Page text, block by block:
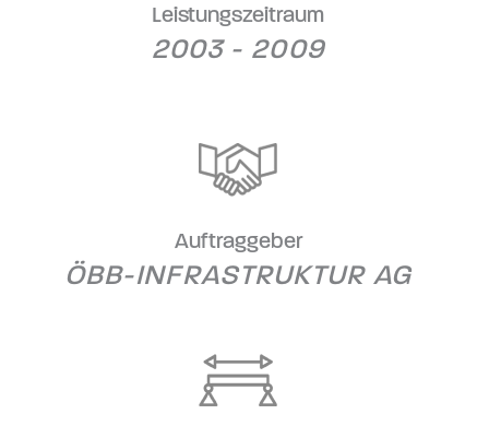
Leistungszeitraum
2003 - 2009
Auftraggeber
ÖBB-INFRASTRUKTUR AG